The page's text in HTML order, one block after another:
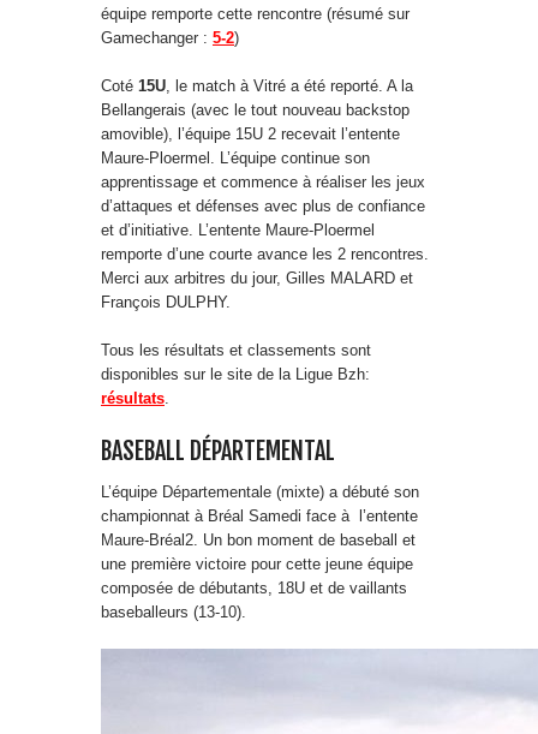
équipe remporte cette rencontre (résumé sur
Gamechanger : 5-2)
Coté 15U, le match à Vitré a été reporté. A la
Bellangerais (avec le tout nouveau backstop
amovible), l’équipe 15U 2 recevait l’entente
Maure-Ploermel. L’équipe continue son
apprentissage et commence à réaliser les jeux
d’attaques et défenses avec plus de confiance
et d’initiative. L’entente Maure-Ploermel
remporte d’une courte avance les 2 rencontres.
Merci aux arbitres du jour, Gilles MALARD et
François DULPHY.
Tous les résultats et classements sont
disponibles sur le site de la Ligue Bzh:
résultats.
BASEBALL DÉPARTEMENTAL
L’équipe Départementale (mixte) a débuté son
championnat à Bréal Samedi face à l’entente
Maure-Bréal2. Un bon moment de baseball et
une première victoire pour cette jeune équipe
composée de débutants, 18U et de vaillants
baseballeurs (13-10).